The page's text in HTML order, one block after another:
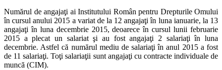
Numărul de angajaţi ai Institutului Român pentru Drepturile Omului
în cursul anului 2015 a variat de la 12 angajaţi în luna ianuarie, la 13
angajaţi în luna decembrie 2015, deoarece în cursul lunii februarie
2015 a plecat un salariat şi au fost angajaţi 2 salariaţi în luna
decembrie. Astfel că numărul mediu de salariaţi în anul 2015 a fost
de 11 salariaţi. Toţi salariaţii sunt angajaţi cu contracte individuale de
muncă (CIM).